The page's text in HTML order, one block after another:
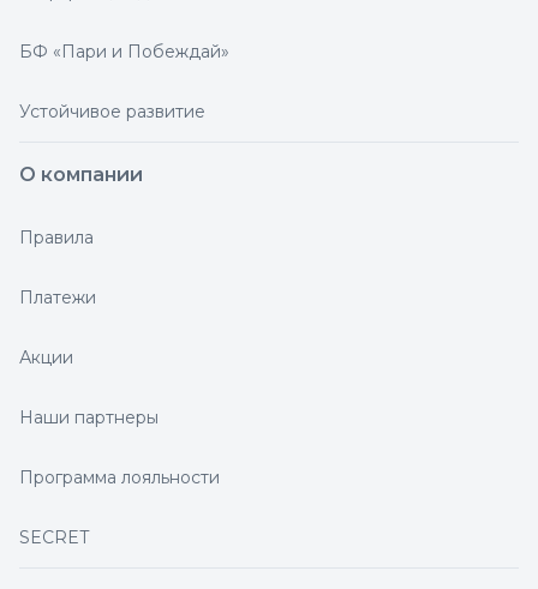
БФ «Пари и Побеждай»
Устойчивое развитие
О компании
Правила
Платежи
Акции
Наши партнеры
Программа лояльности
SECRET